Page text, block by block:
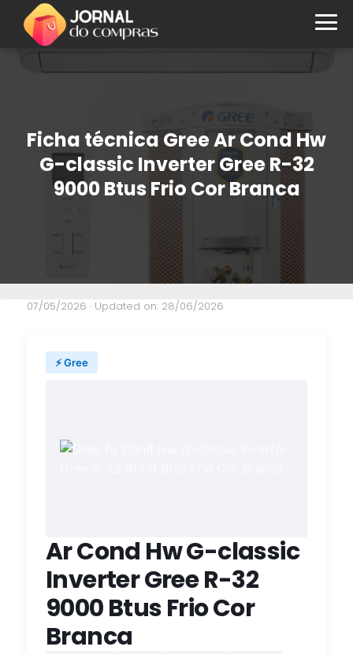
Ficha técnica Gree Ar Cond Hw
G-classic Inverter Gree R-32
9000 Btus Frio Cor Branca
07/05/2026 · Updated on: 28/06/2026
⚡ Gree
Ar Cond Hw G-classic
Inverter Gree R-32
9000 Btus Frio Cor
Branca